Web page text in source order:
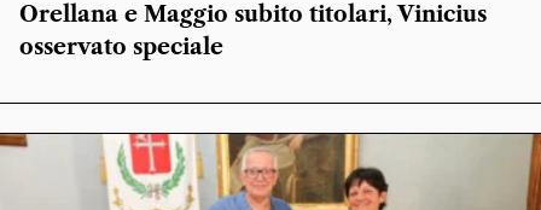
Orellana e Maggio subito titolari, Vinicius
osservato speciale